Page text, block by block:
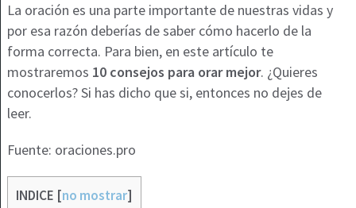
La oración es una parte importante de nuestras vidas y
por esa razón deberías de saber cómo hacerlo de la
forma correcta. Para bien, en este artículo te
mostraremos 10 consejos para orar mejor. ¿Quieres
conocerlos? Si has dicho que si, entonces no dejes de
leer.
Fuente: oraciones.pro
INDICE [no mostrar]